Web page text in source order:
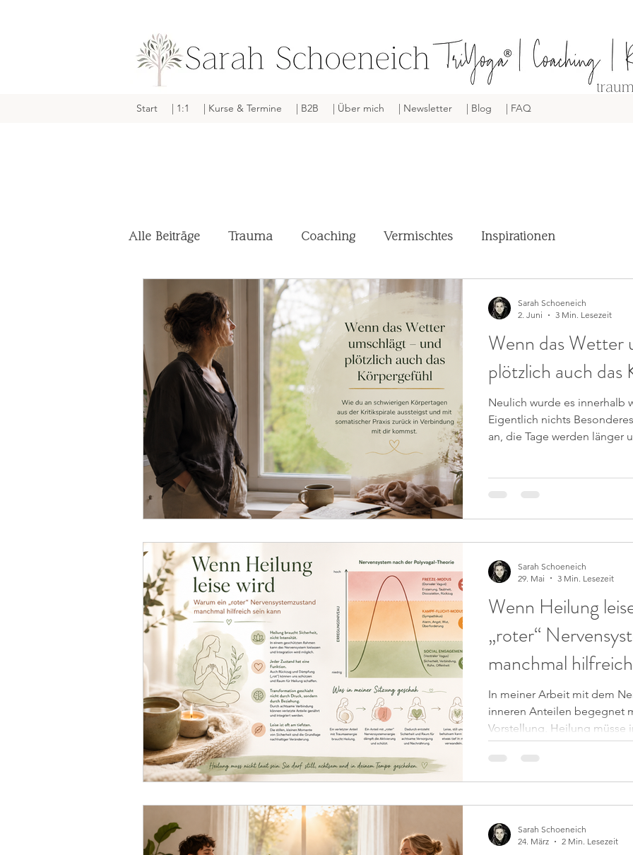
Start | 1:1 | Kurse & Termine | B2B | Über mich | Newsletter | Blog | FAQ
Alle Beiträge Trauma Coaching Vermischtes Inspirationen
Wenn das Wetter
plötzlich auch das
Neulich wurde es innerhalb
Eigentlich nichts
an, die Tage werden länger
an. Objektiv betrachtet weiß
Sarah Schoeneich
2. Juni
3 Min. Lesezeit
Wenn Heilung
„roter“
manchmal
In meiner Arbeit mit dem
inneren Anteilen begegnet
Vorstellung, Heilung müsse
kathartisch sein. Als müsste
Kurzem hatte ich eine
Sitzung gegangen, einen
Sarah Schoeneich
29. Mai
3 Min. Lesezeit
Sarah Schoeneich
24. März
2 Min. Lesezeit